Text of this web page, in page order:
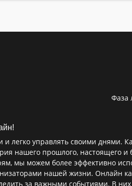
Фаза
легко управлять своими днями.
нашего прошлого, настоящего и
мы можем более эффективно
нашей жизни. Онлайн
за важными событиями. В